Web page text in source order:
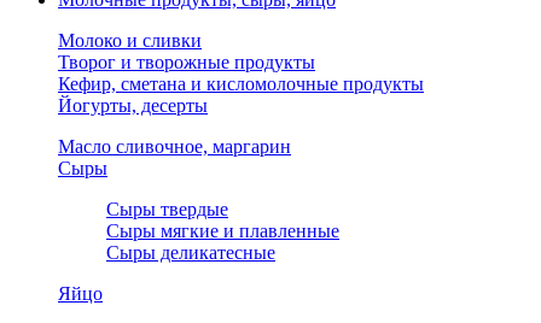
Молоко и сливки
Творог и творожные продукты
Кефир, сметана и кисломолочные продукты
Йогурты, десерты
Масло сливочное, маргарин
Сыры
Сыры твердые
Сыры мягкие и плавленные
Сыры деликатесные
Яйцо